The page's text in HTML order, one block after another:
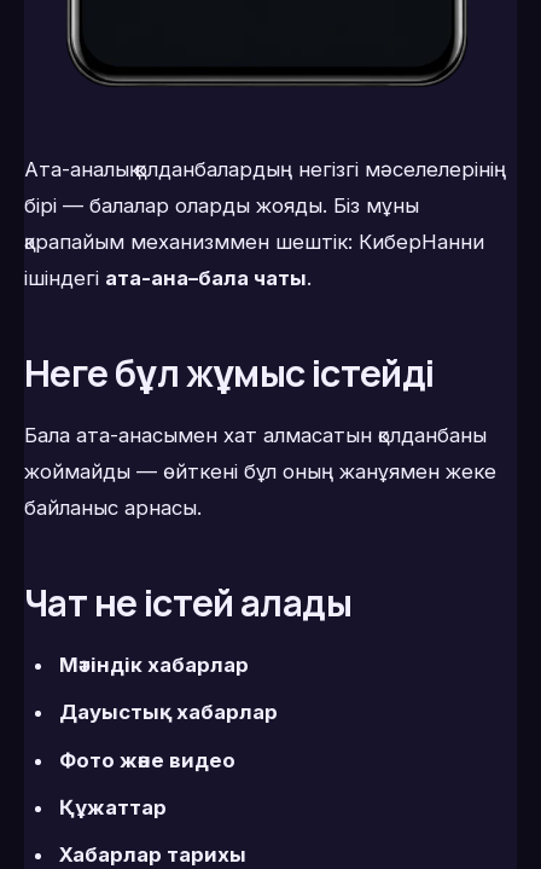
Ата-аналық қолданбалардың негізгі мәселелерінің
бірі — балалар оларды жояды. Біз мұны
қарапайым механизммен шештік: КиберНанни
ішіндегі ата-ана–бала чаты.
Неге бұл жұмыс істейді
Бала ата-анасымен хат алмасатын қолданбаны
жоймайды — өйткені бұл оның жанұямен жеке
байланыс арнасы.
Чат не істей алады
Мәтіндік хабарлар
Дауыстық хабарлар
Фото және видео
Құжаттар
Хабарлар тарихы